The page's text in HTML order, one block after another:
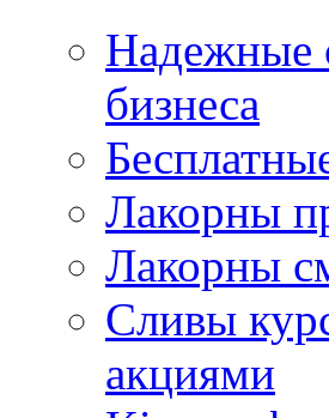
Надежные
бизнеса
Лакорны
Лакорны
Сливы
акциями